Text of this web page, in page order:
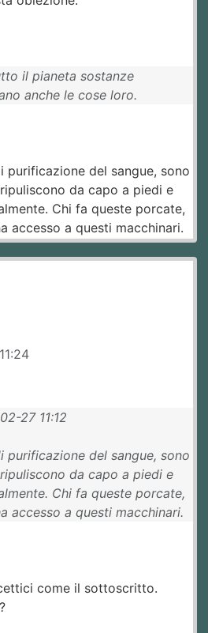
il pianeta sostanze
anche le cose loro.
purificazione del sangue, sono
da capo a piedi e
Chi fa queste porcate,
accesso a questi macchinari.
27 11:12
purificazione del sangue, sono
da capo a piedi e
Chi fa queste porcate,
accesso a questi macchinari.
come il sottoscritto.